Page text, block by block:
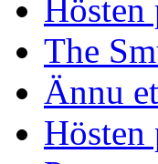
Hösten
The
Ännu
Hösten